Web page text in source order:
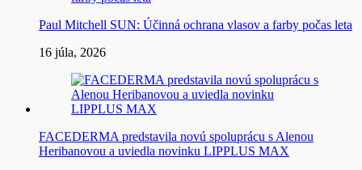
Paul Mitchell SUN: Účinná ochrana vlasov a farby počas leta
16 júla, 2026
FACEDERMA predstavila novú spoluprácu s Alenou
Heribanovou a uviedla novinku LIPPLUS MAX